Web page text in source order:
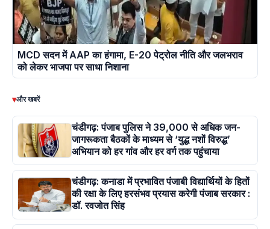
MCD सदन में AAP का हंगामा, E-20 पेट्रोल नीति और जलभराव
को लेकर भाजपा पर साधा निशाना
▾और खबरें
चंडीगढ़: पंजाब पुलिस ने 39,000 से अधिक जन-
जागरूकता बैठकों के माध्यम से ‘युद्ध नशों विरुद्ध’
अभियान को हर गांव और हर वर्ग तक पहुंचाया
चंडीगढ़: कनाडा में प्रभावित पंजाबी विद्यार्थियों के हितों
की रक्षा के लिए हरसंभव प्रयास करेगी पंजाब सरकार :
डॉ. रवजोत सिंह